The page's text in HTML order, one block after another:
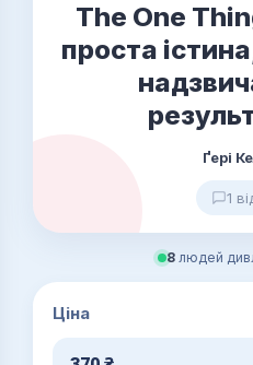
The One
проста
Ґері
1
8 людей
Ціна